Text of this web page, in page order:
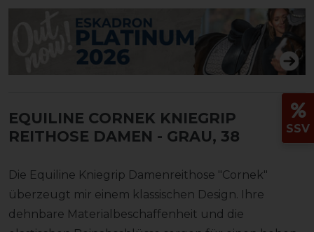
EQUILINE CORNEK KNIEGRIP
REITHOSE DAMEN - GRAU, 38
Die Equiline Kniegrip Damenreithose "Cornek"
überzeugt mir einem klassischen Design. Ihre
dehnbare Materialbeschaffenheit und die
SSV